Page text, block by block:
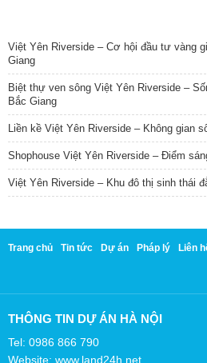
Việt Yên Riverside – Cơ hội đầu tư vàng
Giang
Biệt thự ven sông Việt Yên Riverside –
Bắc Giang
Liền kề Việt Yên Riverside – Không gian
Shophouse Việt Yên Riverside – Điểm
Việt Yên Riverside – Khu đô thị sinh thái
Trang chủ Tin tức Dự án Pháp lý Liên
THÔNG TIN DỰ ÁN HÀ NỘI
Tel: 0986 866 790
Website: www.land24h.net